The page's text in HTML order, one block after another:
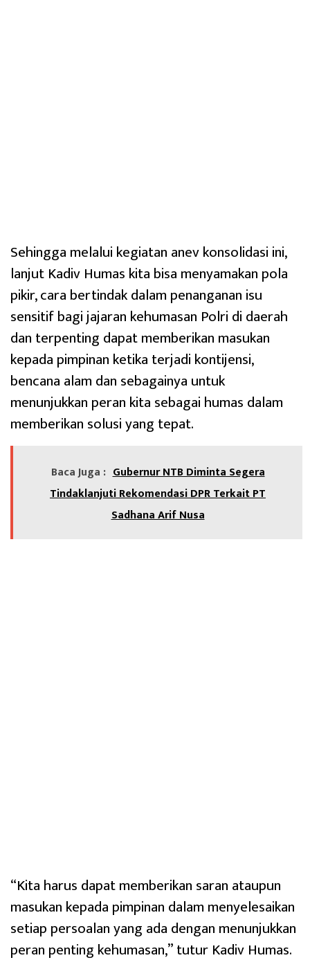
Sehingga melalui kegiatan anev konsolidasi ini,
lanjut Kadiv Humas kita bisa menyamakan pola
pikir, cara bertindak dalam penanganan isu
sensitif bagi jajaran kehumasan Polri di daerah
dan terpenting dapat memberikan masukan
kepada pimpinan ketika terjadi kontijensi,
bencana alam dan sebagainya untuk
menunjukkan peran kita sebagai humas dalam
memberikan solusi yang tepat.
Baca Juga : Gubernur NTB Diminta Segera
Tindaklanjuti Rekomendasi DPR Terkait PT
Sadhana Arif Nusa
“Kita harus dapat memberikan saran ataupun
masukan kepada pimpinan dalam menyelesaikan
setiap persoalan yang ada dengan menunjukkan
peran penting kehumasan,” tutur Kadiv Humas.